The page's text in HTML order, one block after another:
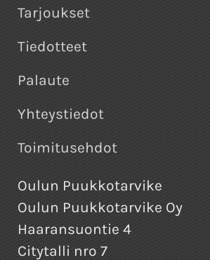
Tarjoukset
Tiedotteet
Palaute
Yhteystiedot
Toimitusehdot
Oulun Puukkotarvike
Oulun Puukkotarvike Oy
Haaransuontie 4
Citytalli nro 7